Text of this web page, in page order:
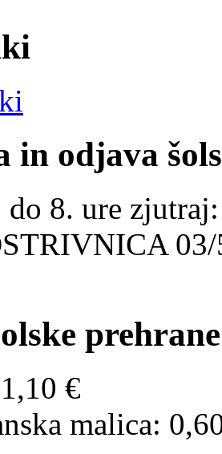
in odjava
do 8. ure
prehrane
€
malica: